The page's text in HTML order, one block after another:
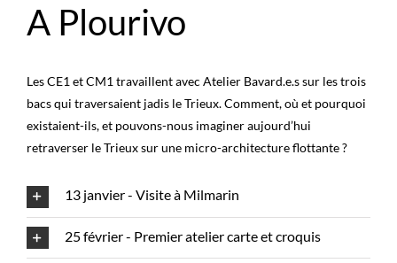
A Plourivo
Les CE1 et CM1 travaillent avec Atelier Bavard.e.s sur les trois
bacs qui traversaient jadis le Trieux. Comment, où et pourquoi
existaient-ils, et pouvons-nous imaginer aujourd’hui
retraverser le Trieux sur une micro-architecture flottante ?
13 janvier - Visite à Milmarin
25 février - Premier atelier carte et croquis